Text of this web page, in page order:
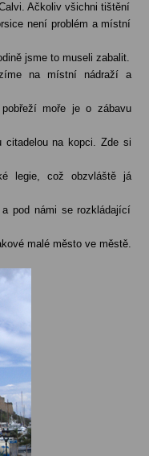
Ačkoliv všichni tištění
není problém a místní
jsme to museli zabalit.
na místní nádraží a
moře je o zábavu
na kopci. Zde si
legie, což obzvláště já
pod námi se rozkládající
malé město ve městě.